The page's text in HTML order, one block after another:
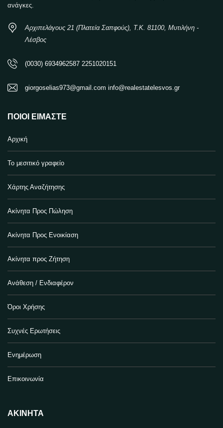
ανάγκες.
Αρχιπελάγους 21 (Πλατεία Σαπφούς), Τ.Κ. 81100, Μυτιλήνη -
Λέσβος
(0030) 6934962587 2251020151
giorgoselias973@gmail.com info@realestatelesvos.gr
ΠΟΙΟΙ ΕΊΜΑΣΤΕ
Αρχική
Το μεσιτικό γραφείο
Χάρτης Αναζήτησης
Ακίνητα Προς Πώληση
Ακίνητα Προς Ενοικίαση
Ακίνητα προς Ζήτηση
Ανάθεση / Ενδιαφέρον
Όροι Χρήσης
Συχνές Ερωτήσεις
Ενημέρωση
Επικοινωνία
ΑΚΊΝΗΤΑ